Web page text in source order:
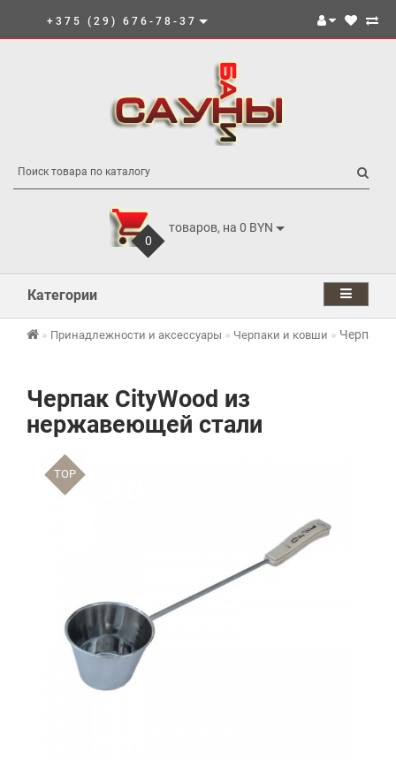
+375 (29) 676-78-37
0
товаров, на 0 BYN
Категории
Принадлежности и аксессуары Черпаки и ковши Черпак
Черпак CityWood из
нержавеющей стали
TOP